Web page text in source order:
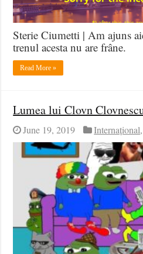
Sterie Ciumetti | Am ajuns
trenul acesta nu are frâne.
Read More »
Lumea lui Clovn
June 19, 2019 Internațional